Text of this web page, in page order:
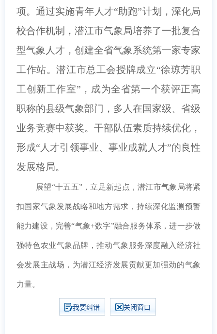
项。通过实施青年人才“助跑”计划，深化局
校合作机制， 潜江市气象局培养了一批复合
型气象人才，创建全省气象系统第一家专家
工作站。潜江市总工会授牌成立“徐琼芳职
工创新工作室”，成为全省第一个获评正高
职称的县级气象部门，多人在国家级、省级
业务竞赛中获奖。干部队伍素质持续优化，
形成“人才引领事业、事业成就人才”的良性
发展格局。
展望“十五五”，立足新起点，潜江市气象局将紧
扣国家气象发展战略和地方需求，持续深化监测预警
能力建设，完善“气象+数字”融合服务体系，进一步做
强特色农业气象品牌，推动气象服务深度融入经济社
会发展主战场，为潜江经济发展贡献更加强劲的气象
力量。
我要纠错 关闭窗口